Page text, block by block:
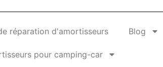
réparation d'amortisseurs Blog
pour camping-car